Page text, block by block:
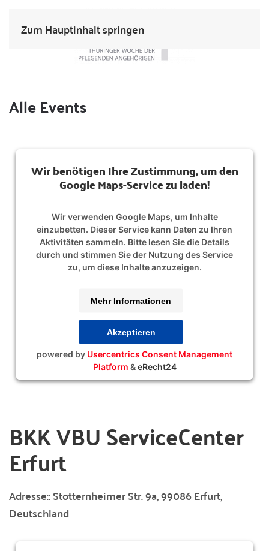
Zum Hauptinhalt springen
Alle Events
Wir benötigen Ihre Zustimmung, um den
Google Maps-Service zu laden!
Wir verwenden Google Maps, um Inhalte
einzubetten. Dieser Service kann Daten zu Ihren
Aktivitäten sammeln. Bitte lesen Sie die Details
durch und stimmen Sie der Nutzung des Service
zu, um diese Inhalte anzuzeigen.
Mehr Informationen
Akzeptieren
powered by Usercentrics Consent Management
Platform &eRecht24
BKK VBU ServiceCenter
Erfurt
Adresse::Stotternheimer Str. 9a, 99086 Erfurt,
Deutschland